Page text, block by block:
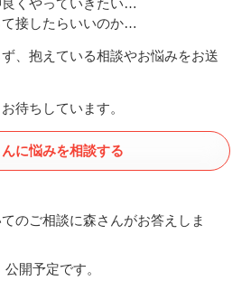
くやっていきたい…
接したらいいのか…
、抱えている相談やお悩みをお送
待ちしています。
に悩みを相談する
のご相談に森さんがお答えしま
開予定です。